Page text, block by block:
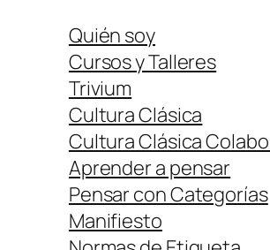
Quién soy
Cursos y Talleres
Trivium
Cultura Clásica
Cultura Clásica
Aprender a pensar
Pensar con Categorías
Manifiesto